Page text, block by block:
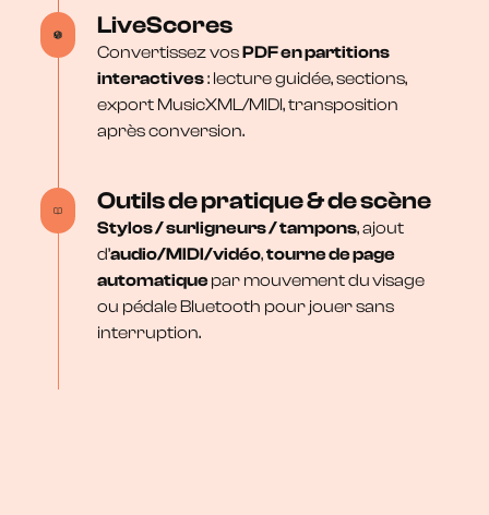
LiveScores
Convertissez vosPDF en partitions
interactives: lecture guidée, sections,
export MusicXML/MIDI, transposition
après conversion.
Outils de pratique & de scène
Stylos / surligneurs / tampons, ajout
d’audio/MIDI/vidéo,tourne de page
automatiquepar mouvement duvisage
ou pédale Bluetooth pour jouer sans
interruption.